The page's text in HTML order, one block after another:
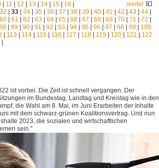
weiter
| 11 12 13| 14| 15| 16
32 33| 34| 35| 36 37 38| 39| 40| 41 42 43| 44|
60| 61 62 63| 64| 65| 66 67 68| 69| 70| 71 72
89 90 91 92 93 94 95 96 97 98 99
100
113 114 115 116 117 118 119 120 121
122
ist vorbei. Die Zeit ist schnell vergangen. Der
im Bundestag, Landtag und Kreistag wie in den
die Wahl am 8. Mai, im Juni Erarbeiten der Inhalte
mit dem schwarz-grünen Koalitionsvertrag. Und nun
2023, die sozialen und wirtschaftlichen
sein."